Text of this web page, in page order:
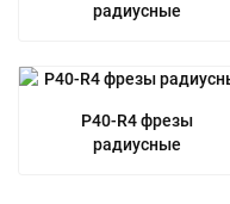
радиусные
P40-R4 фрезы
радиусные